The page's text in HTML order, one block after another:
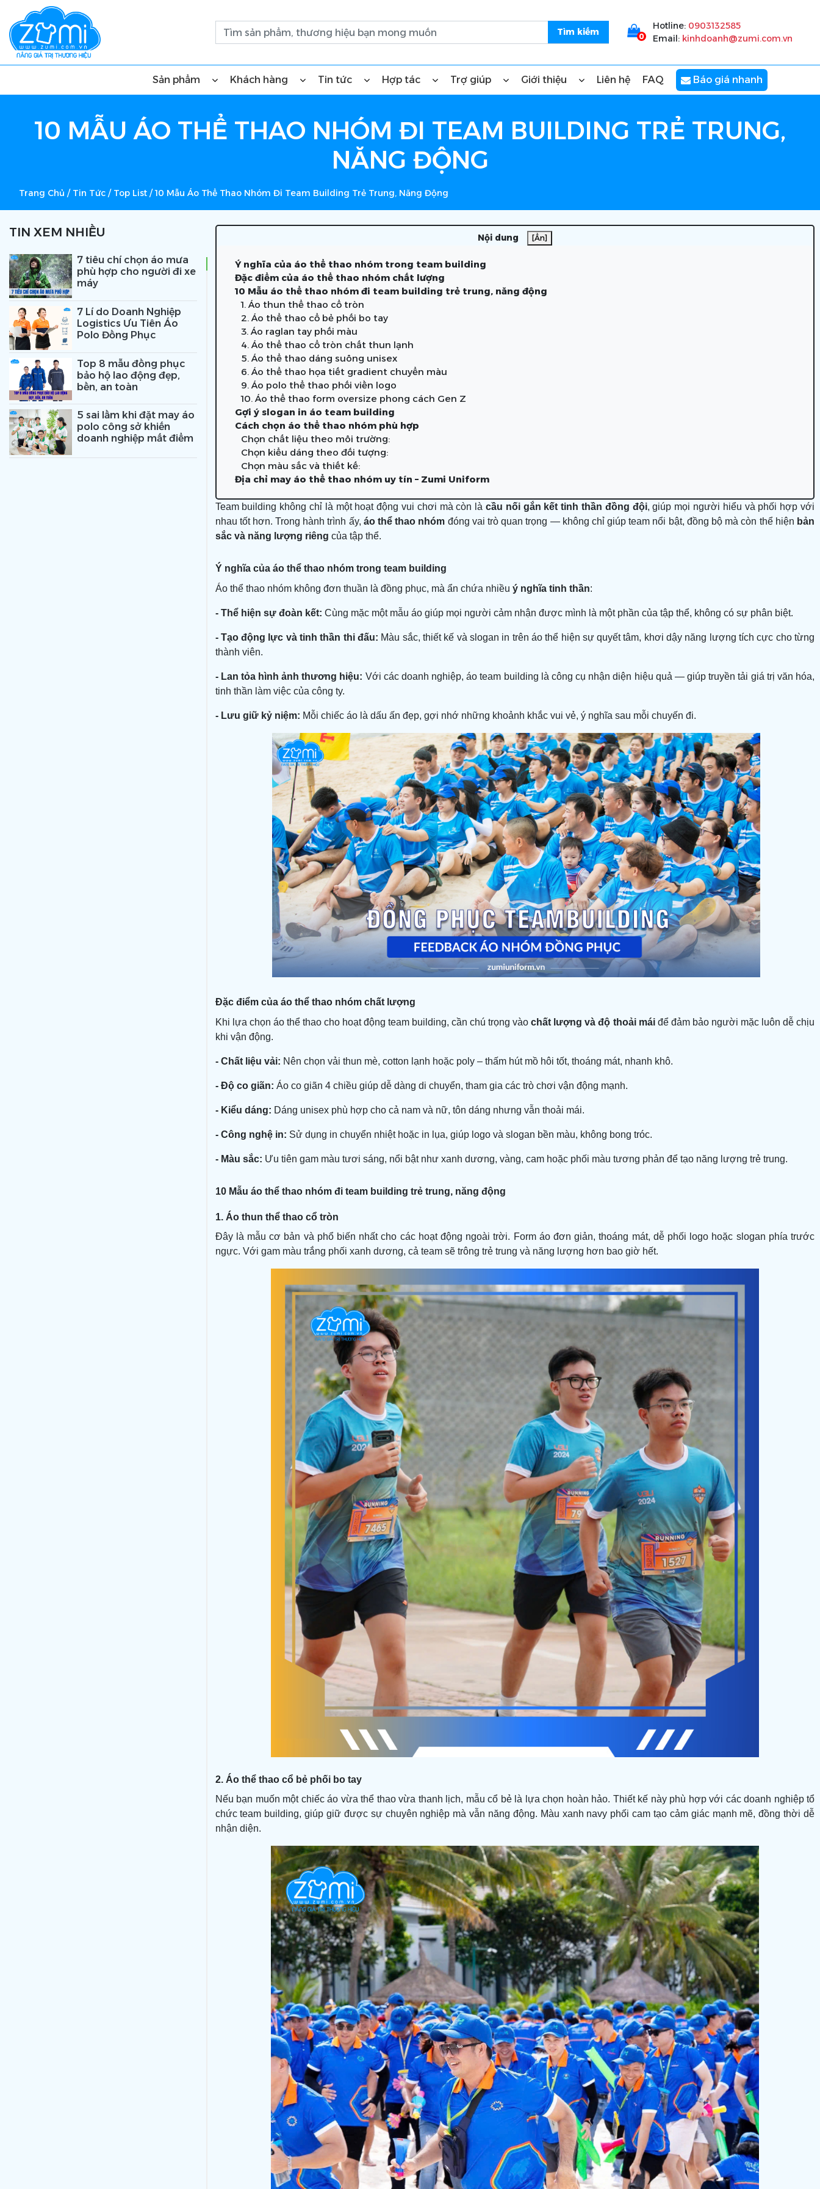
0
Hotline: 0903132585
Email: kinhdoanh@zumi.com.vn
Sản phẩm Khách hàng Tin tức Hợp tác Trợ giúp Giới thiệu Liên hệ FAQ Báo giá nhanh
10 MẪU ÁO THỂ THAO NHÓM ĐI TEAM BUILDING TRẺ TRUNG,
NĂNG ĐỘNG
Trang Chủ / Tin Tức / Top List / 10 Mẫu Áo Thể Thao Nhóm Đi Team Building Trẻ Trung, Năng Động
TIN XEM NHIỀU
7 tiêu chí chọn áo mưa
phù hợp cho người đi xe
máy
7 Lí do Doanh Nghiệp
Logistics Ưu Tiên Áo
Polo Đồng Phục
Top 8 mẫu đồng phục
bảo hộ lao động đẹp,
bền, an toàn
5 sai lầm khi đặt may áo
polo công sở khiến
doanh nghiệp mất điểm
Nội dung [Ẩn]
Ý nghĩa của áo thể thao nhóm trong team building
Đặc điểm của áo thể thao nhóm chất lượng
10 Mẫu áo thể thao nhóm đi team building trẻ trung, năng động
1. Áo thun thể thao cổ tròn
2. Áo thể thao cổ bẻ phối bo tay
3. Áo raglan tay phối màu
4. Áo thể thao cổ tròn chất thun lạnh
5. Áo thể thao dáng suông unisex
6. Áo thể thao họa tiết gradient chuyển màu
9. Áo polo thể thao phối viền logo
10. Áo thể thao form oversize phong cách Gen Z
Gợi ý slogan in áo team building
Cách chọn áo thể thao nhóm phù hợp
Chọn chất liệu theo môi trường:
Chọn kiểu dáng theo đối tượng:
Chọn màu sắc và thiết kế:
Địa chỉ may áo thể thao nhóm uy tín – Zumi Uniform
Team building không chỉ là một hoạt động vui chơi mà còn là cầu nối gắn kết tinh thần đồng đội, giúp mọi người hiểu và phối hợp với
nhau tốt hơn. Trong hành trình ấy, áo thể thao nhóm đóng vai trò quan trọng — không chỉ giúp team nổi bật, đồng bộ mà còn thể hiện bản
sắc và năng lượng riêng của tập thể.
Ý nghĩa của áo thể thao nhóm trong team building
Áo thể thao nhóm không đơn thuần là đồng phục, mà ẩn chứa nhiều ý nghĩa tinh thần:
- Thể hiện sự đoàn kết: Cùng mặc một mẫu áo giúp mọi người cảm nhận được mình là một phần của tập thể, không có sự phân biệt.
- Tạo động lực và tinh thần thi đấu: Màu sắc, thiết kế và slogan in trên áo thể hiện sự quyết tâm, khơi dậy năng lượng tích cực cho từng
thành viên.
- Lan tỏa hình ảnh thương hiệu: Với các doanh nghiệp, áo team building là công cụ nhận diện hiệu quả — giúp truyền tải giá trị văn hóa,
tinh thần làm việc của công ty.
- Lưu giữ kỷ niệm: Mỗi chiếc áo là dấu ấn đẹp, gợi nhớ những khoảnh khắc vui vẻ, ý nghĩa sau mỗi chuyến đi.
Đặc điểm của áo thể thao nhóm chất lượng
Khi lựa chọn áo thể thao cho hoạt động team building, cần chú trọng vàochất lượng và độ thoải máiđể đảm bảo người mặc luôn dễ chịu
khi vận động.
- Chất liệu vải: Nên chọn vải thun mè, cotton lạnh hoặc poly – thấm hút mồ hôi tốt, thoáng mát, nhanh khô.
- Độ co giãn: Áo co giãn 4 chiều giúp dễ dàng di chuyển, tham gia các trò chơi vận động mạnh.
- Kiểu dáng: Dáng unisex phù hợp cho cả nam và nữ, tôn dáng nhưng vẫn thoải mái.
- Công nghệ in: Sử dụng in chuyển nhiệt hoặc in lụa, giúp logo và slogan bền màu, không bong tróc.
- Màu sắc: Ưu tiên gam màu tươi sáng, nổi bật như xanh dương, vàng, cam hoặc phối màu tương phản để tạo năng lượng trẻ trung.
10 Mẫu áo thể thao nhóm đi team building trẻ trung, năng động
1. Áo thun thể thao cổ tròn
Đây là mẫu cơ bản và phổ biến nhất cho các hoạt động ngoài trời. Form áo đơn giản, thoáng mát, dễ phối logo hoặc slogan phía trước
ngực. Với gam màu trắng phối xanh dương, cả team sẽ trông trẻ trung và năng lượng hơn bao giờ hết.
2. Áo thể thao cổ bẻ phối bo tay
Nếu bạn muốn một chiếc áo vừa thể thao vừa thanh lịch, mẫu cổ bẻ là lựa chọn hoàn hảo. Thiết kế này phù hợp với các doanh nghiệp tổ
chức team building, giúp giữ được sự chuyên nghiệp mà vẫn năng động. Màu xanh navy phối cam tạo cảm giác mạnh mẽ, đồng thời dễ
nhận diện.